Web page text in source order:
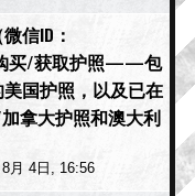
信ID：
买/获取护照——包
国护照，以及已在
拿大护照和澳大利
月 4日, 16:56